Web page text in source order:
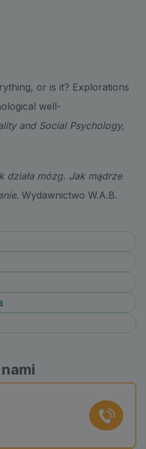
or is it? Explorations
well-
and Social Psychology,
działa mózg. Jak mądrze
. Wydawnictwo W.A.B.